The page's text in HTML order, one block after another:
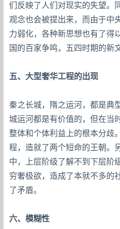
们反映了人们对现实的失望。
观念也会被提出来，而由于中
力弱化，各种新思想也有了得
国的百家争鸣，五四时期的新
五、大型奢华工程的出现
秦之长城，隋之运河，都是典
城运河都是有价值的，但在当
整体和个体利益上的根本分歧
程，造就了两个短命的王朝。
中，上层阶级了解不到下层阶
穷奢极欲，造成了本就不多的
了矛盾。
六、模糊性